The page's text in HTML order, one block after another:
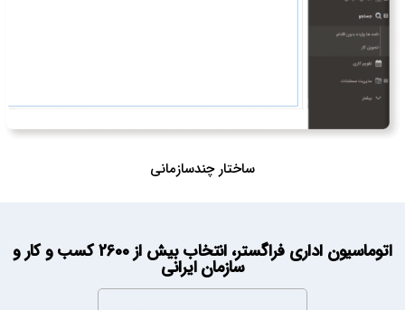
ساختار چندسازمانی
اتوماسیون اداری فراگستر، انتخاب بیش از 2600 کسب و کار و
سازمان ایرانی​